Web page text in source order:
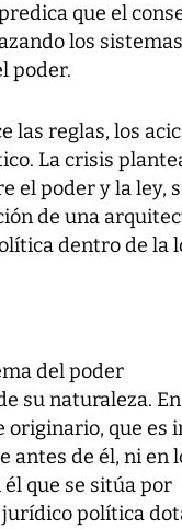
que el
los
poder.
las reglas, los
La crisis
el poder y la ley,
de una
dentro de la
del poder
su naturaleza.
que es
antes de él, ni en
que se sitúa por
política